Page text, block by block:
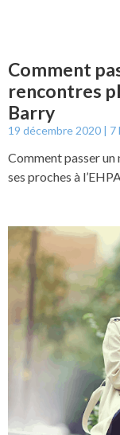
Comment
rencontres
Barry
19 décembre 2020 7
Comment passer
ses proches à